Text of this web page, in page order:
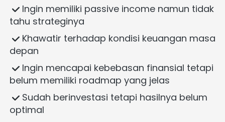
Ingin memiliki passive income namun tidak
tahu strateginya
Khawatir terhadap kondisi keuangan masa
depan
Ingin mencapai kebebasan finansial tetapi
belum memiliki roadmap yang jelas
Sudah berinvestasi tetapi hasilnya belum
optimal